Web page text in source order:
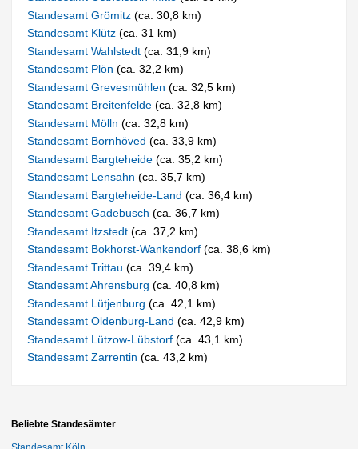
Standesamt Grömitz(ca. 30,8 km)
Standesamt Klütz(ca. 31 km)
Standesamt Wahlstedt(ca. 31,9 km)
Standesamt Plön(ca. 32,2 km)
Standesamt Grevesmühlen(ca. 32,5 km)
Standesamt Breitenfelde(ca. 32,8 km)
Standesamt Mölln(ca. 32,8 km)
Standesamt Bornhöved(ca. 33,9 km)
Standesamt Bargteheide(ca. 35,2 km)
Standesamt Lensahn(ca. 35,7 km)
Standesamt Bargteheide-Land(ca. 36,4 km)
Standesamt Gadebusch(ca. 36,7 km)
Standesamt Itzstedt(ca. 37,2 km)
Standesamt Bokhorst-Wankendorf(ca. 38,6 km)
Standesamt Trittau(ca. 39,4 km)
Standesamt Ahrensburg(ca. 40,8 km)
Standesamt Lütjenburg(ca. 42,1 km)
Standesamt Oldenburg-Land(ca. 42,9 km)
Standesamt Lützow-Lübstorf(ca. 43,1 km)
Standesamt Zarrentin(ca. 43,2 km)
Beliebte Standesämter